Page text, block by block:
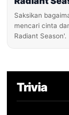
Saksikan
mencari cinta
Radiant Season'.
Trivia